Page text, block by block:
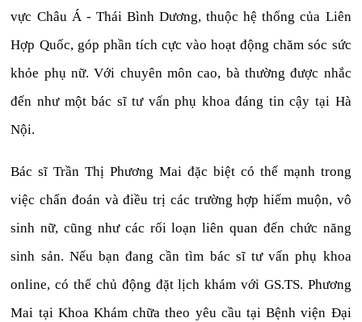
vực Châu Á - Thái Bình Dương, thuộc hệ thống của Liên
Hợp Quốc, góp phần tích cực vào hoạt động chăm sóc sức
khỏe phụ nữ. Với chuyên môn cao, bà thường được nhắc
đến như một bác sĩ tư vấn phụ khoa đáng tin cậy tại Hà
Nội.
Bác sĩ Trần Thị Phương Mai đặc biệt có thế mạnh trong
việc chẩn đoán và điều trị các trường hợp hiếm muộn, vô
sinh nữ, cũng như các rối loạn liên quan đến chức năng
sinh sản. Nếu bạn đang cần tìm bác sĩ tư vấn phụ khoa
online, có thể chủ động đặt lịch khám với GS.TS. Phương
Mai tại Khoa Khám chữa theo yêu cầu tại Bệnh viện Đại